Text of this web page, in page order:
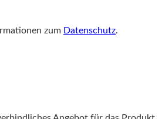
zum Datenschutz.